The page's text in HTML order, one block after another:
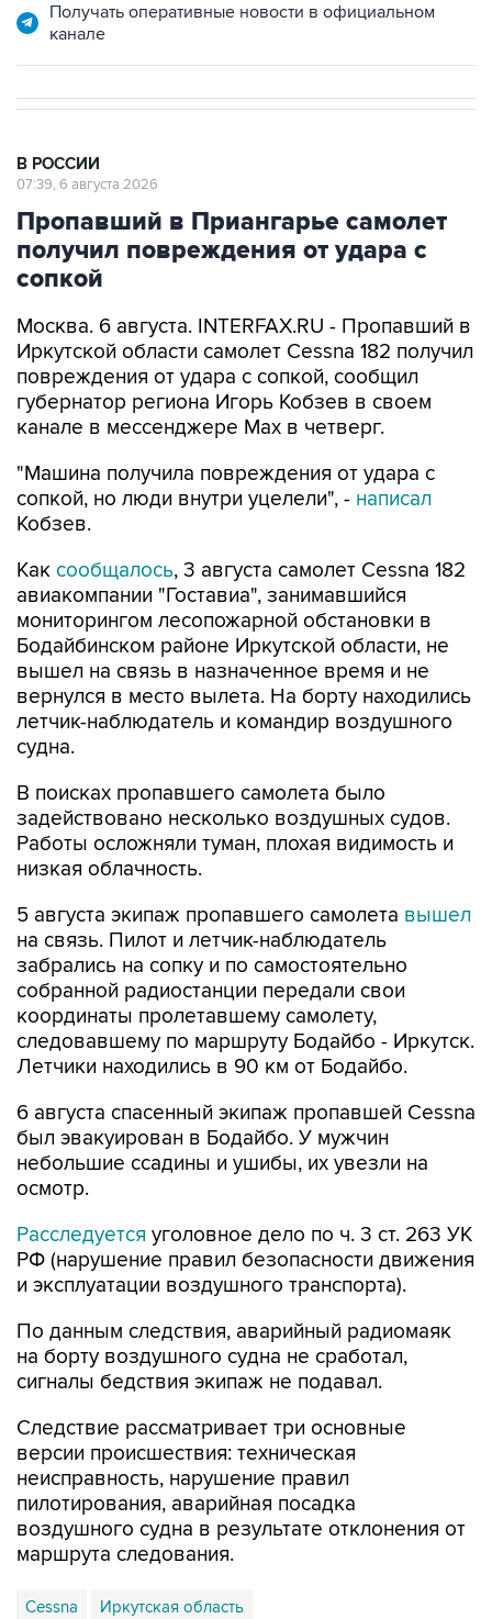
Получать оперативные новости в официальном
канале
В РОССИИ
07:39, 6 августа 2026
Пропавший в Приангарье самолет
получил повреждения от удара с
сопкой
Москва. 6 августа. INTERFAX.RU - Пропавший в
Иркутской области самолет Cessna 182 получил
повреждения от удара с сопкой, сообщил
губернатор региона Игорь Кобзев в своем
канале в мессенджере Мах в четверг.
"Машина получила повреждения от удара с
сопкой, но люди внутри уцелели", - написал
Кобзев.
Как сообщалось, 3 августа самолет Cessna 182
авиакомпании "Гоставиа", занимавшийся
мониторингом лесопожарной обстановки в
Бодайбинском районе Иркутской области, не
вышел на связь в назначенное время и не
вернулся в место вылета. На борту находились
летчик-наблюдатель и командир воздушного
судна.
В поисках пропавшего самолета было
задействовано несколько воздушных судов.
Работы осложняли туман, плохая видимость и
низкая облачность.
5 августа экипаж пропавшего самолета вышел
на связь. Пилот и летчик-наблюдатель
забрались на сопку и по самостоятельно
собранной радиостанции передали свои
координаты пролетавшему самолету,
следовавшему по маршруту Бодайбо - Иркутск.
Летчики находились в 90 км от Бодайбо.
6 августа спасенный экипаж пропавшей Cessna
был эвакуирован в Бодайбо. У мужчин
небольшие ссадины и ушибы, их увезли на
осмотр.
Расследуется уголовное дело по ч. 3 ст. 263 УК
РФ (нарушение правил безопасности движения
и эксплуатации воздушного транспорта).
По данным следствия, аварийный радиомаяк
на борту воздушного судна не сработал,
сигналы бедствия экипаж не подавал.
Следствие рассматривает три основные
версии происшествия: техническая
неисправность, нарушение правил
пилотирования, аварийная посадка
воздушного судна в результате отклонения от
маршрута следования.
Cessna Иркутская область